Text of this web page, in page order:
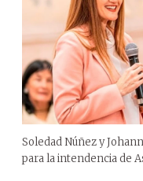
Soledad Núñez y
para la intendencia de